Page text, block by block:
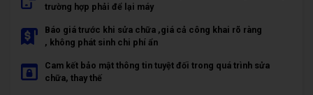
trường hợp phải để lại máy
Báo giá trước khi sửa chữa ,giá cả công khai rõ ràng
, không phát sinh chi phí ẩn
Cam kết bảo mật thông tin tuyệt đối trong quá trình sửa
chữa, thay thế